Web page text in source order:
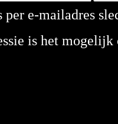
per e-mailadres
is het